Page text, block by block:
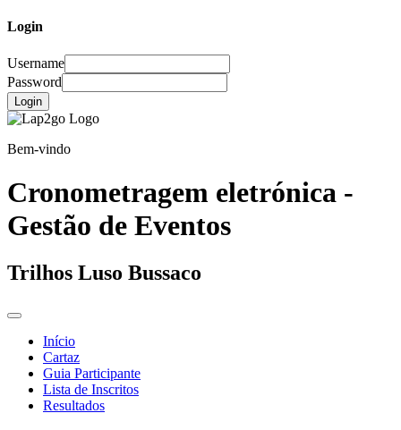
Login
Username
Password
Login
Bem-vindo
Cronometragem eletrónica -
Gestão de Eventos
Trilhos Luso Bussaco
Início
Cartaz
Guia Participante
Lista de Inscritos
Resultados